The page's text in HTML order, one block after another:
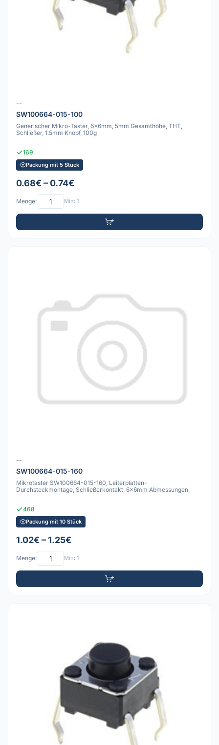
--
SW100664-015-100
Generischer Mikro-Taster, 6x6mm, 5mm Gesamthöhe, THT,
Schließer, 1.5mm Knopf, 100g
169
Packung mit 5 Stück
0.68€ – 0.74€
Menge: Min: 1
--
SW100664-015-160
Mikrotaster SW100664-015-160, Leiterplatten-
Durchsteckmontage, Schließerkontakt, 6x6mm Abmessungen,
468
Packung mit 10 Stück
1.02€ – 1.25€
Menge: Min: 1